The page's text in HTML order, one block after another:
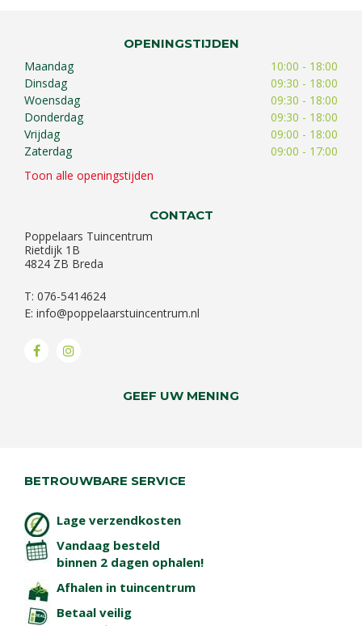
OPENINGSTIJDEN
Maandag
10:00 - 18:00
Dinsdag
09:30 - 18:00
Woensdag
09:30 - 18:00
Donderdag
09:30 - 18:00
Vrijdag
09:00 - 18:00
Zaterdag
09:00 - 17:00
Toon alle openingstijden
CONTACT
Poppelaars Tuincentrum
Rietdijk 1B
4824 ZB Breda
T: 076-5414624
E: info@poppelaarstuincentrum.nl
GEEF UW MENING
BETROUWBARE SERVICE
Lage verzendkosten
Vandaag besteld
binnen 2 dagen ophalen!
Afhalen in tuincentrum
Betaal veilig